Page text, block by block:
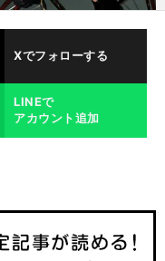
Xでフォローする
LINEで
アカウント追加